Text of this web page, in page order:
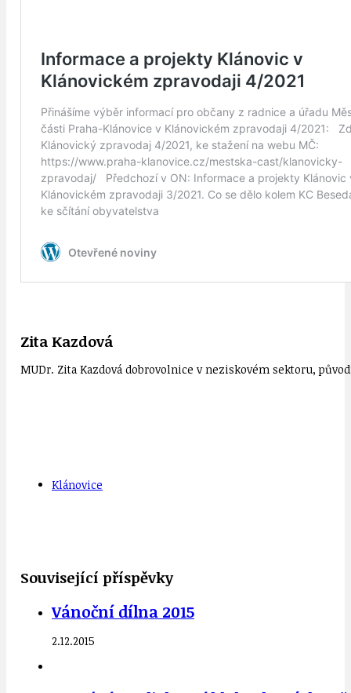
Zita Kazdová
MUDr. Zita Kazdová dobrovolnice v neziskovém sektoru,
Klánovice
Související příspěvky
Vánoční dílna 2015
2.12.2015